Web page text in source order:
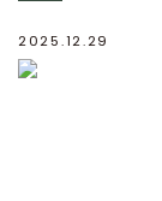
2025.12.29